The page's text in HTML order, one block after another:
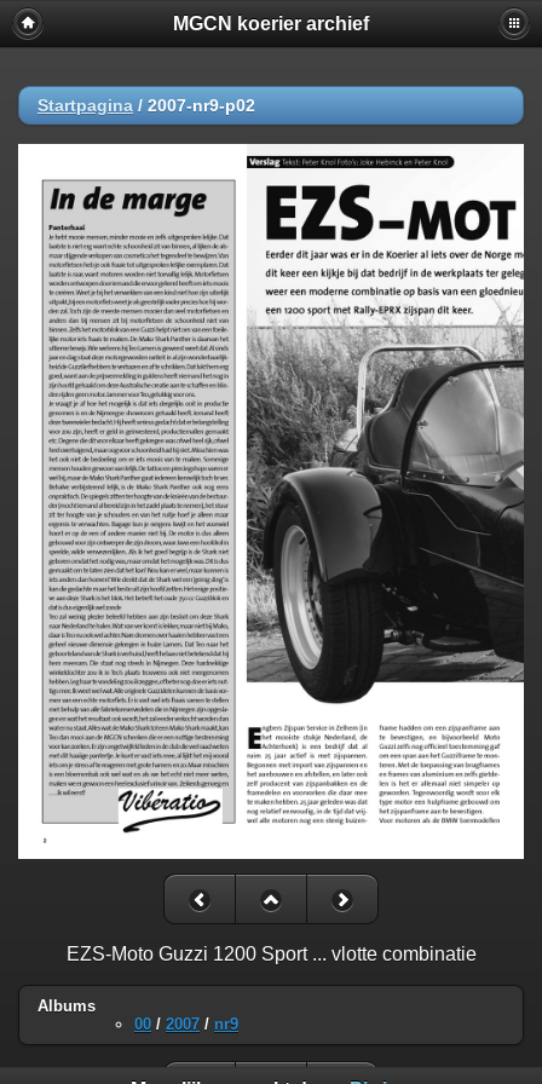
MGCN koerier archief
Startpagina / 2007-nr9-p02
EZS-Moto Guzzi 1200 Sport ... vlotte combinatie
Albums
00 / 2007 / nr9